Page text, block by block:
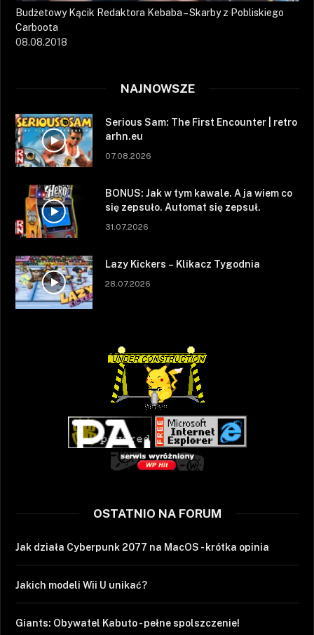
Budżetowy Kącik Redaktora Kebaba – Skarby z Pobliskiego
Carboota
08.08.2018
NAJNOWSZE
Serious Sam: The First Encounter | retro
arhn.eu
07.08.2026
BONUS: Jak w tym kawale. A ja wiem co
się zepsuło. Automat się zepsuł.
31.07.2026
Lazy Kickers – Klikacz Tygodnia
28.07.2026
OSTATNIO NA FORUM
Jak działa Cyberpunk 2077 na MacOS - krótka opinia
Jakich modeli Wii U unikać?
Giants: Obywatel Kabuto - pełne spolszczenie!